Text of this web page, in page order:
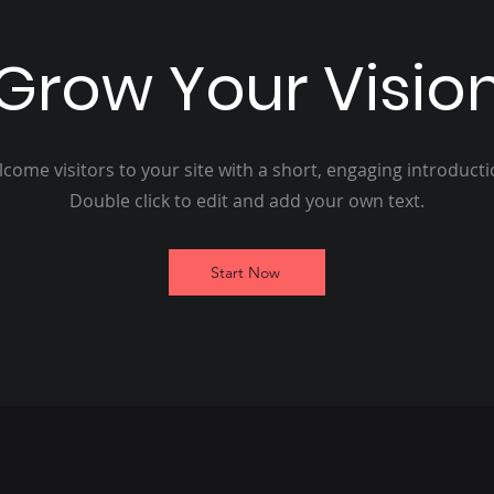
Your
visitors to your site with a short, engaging
Double click to edit and add your own text.
Start Now